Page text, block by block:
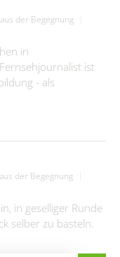
der Begegnung
in
ist
- als
der Begegnung
in geselliger Runde
selber zu basteln.